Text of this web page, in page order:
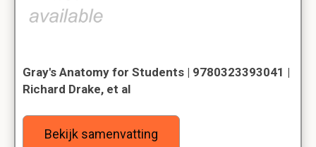
Gray's Anatomy for Students | 9780323393041 |
Richard Drake, et al
Bekijk samenvatting